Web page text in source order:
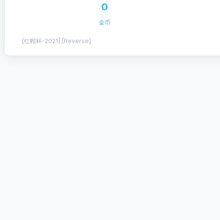
0
金币
[红帽杯-2021] [Reverse]